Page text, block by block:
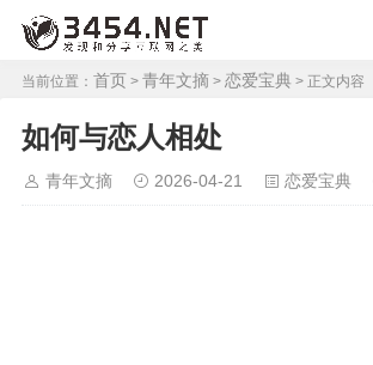
当前位置： 首页 > 青年文摘 > 恋爱宝典 > 正文内容
如何与恋人相处
青年文摘 2026-04-21 恋爱宝典